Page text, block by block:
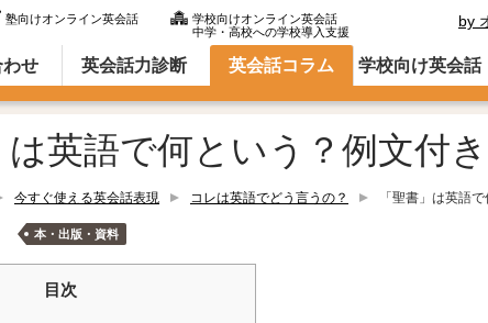
塾向けオンライン英会話
学校向けオンライン英会話
中学・高校への学校導入支援
by
英語表現）
わせ 英会話力診断 英会話コラム 学校向け英会話
は英語で何という？例文付
今すぐ使える英会話表現 コレは英語でどう言うの？ 「聖書」は英語
本・出版・資料
目次